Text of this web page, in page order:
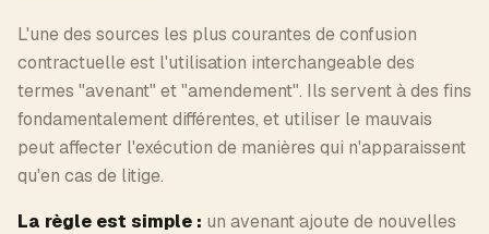
L'une des sources les plus courantes de confusion
contractuelle est l'utilisation interchangeable des
termes "avenant" et "amendement". Ils servent à des fins
fondamentalement différentes, et utiliser le mauvais
peut affecter l'exécution de manières qui n'apparaissent
qu'en cas de litige.
La règle est simple : un avenant ajoute de nouvelles